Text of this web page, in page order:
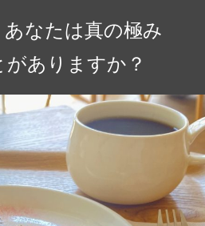
なたは真の極み
ありますか？